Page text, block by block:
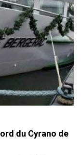
du Cyrano de